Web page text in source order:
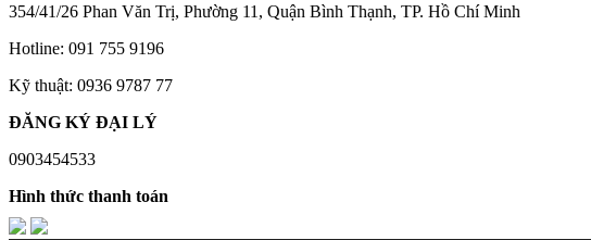
354/41/26 Phan Văn Trị, Phường 11, Quận Bình Thạnh, TP. Hồ Chí Minh
Hotline: 091 755 9196
Kỹ thuật: 0936 9787 77
ĐĂNG KÝ ĐẠI LÝ
0903454533‬
Hình thức thanh toán